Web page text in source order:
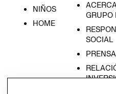
NIÑOS
HOME
GRUPO
SOCIAL
PRENSA